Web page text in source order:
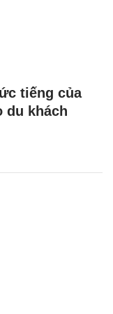
tiếng của
du khách